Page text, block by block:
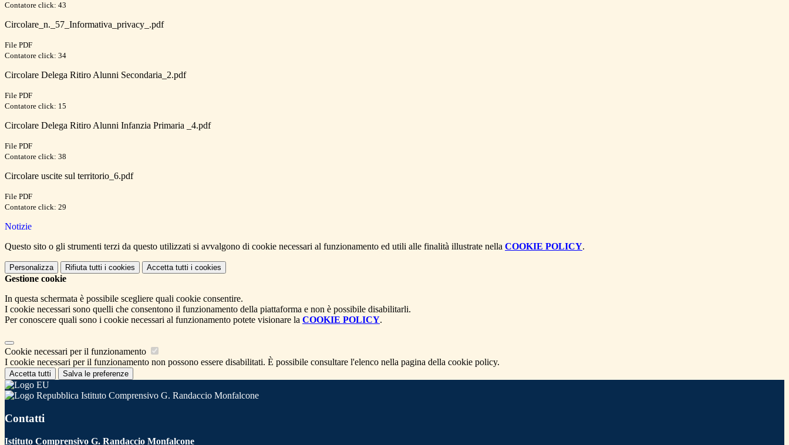
Contatore click: 43
Circolare_n._57_Informativa_privacy_.pdf
File PDF
Contatore click: 34
Circolare Delega Ritiro Alunni Secondaria_2.pdf
File PDF
Contatore click: 15
Circolare Delega Ritiro Alunni Infanzia Primaria _4.pdf
File PDF
Contatore click: 38
Circolare uscite sul territorio_6.pdf
File PDF
Contatore click: 29
Notizie
Questo sito o gli strumenti terzi da questo utilizzati si avvalgono di cookie necessari al funzionamento ed utili alle finalità illustrate nella COOKIE POLICY.
Personalizza Rifiuta tutti i cookies Accetta tutti i cookies
Gestione cookie
In questa schermata è possibile scegliere quali cookie consentire.
I cookie necessari sono quelli che consentono il funzionamento della piattaforma e non è possibile disabilitarli.
Per conoscere quali sono i cookie necessari al funzionamento potete visionare la COOKIE POLICY.
Cookie necessari per il funzionamento
I cookie necessari per il funzionamento non possono essere disabilitati. È possibile consultare l'elenco nella pagina della cookie policy.
Accetta tutti Salva le preferenze
Istituto Comprensivo G. Randaccio Monfalcone
Contatti
Istituto Comprensivo G. Randaccio Monfalcone